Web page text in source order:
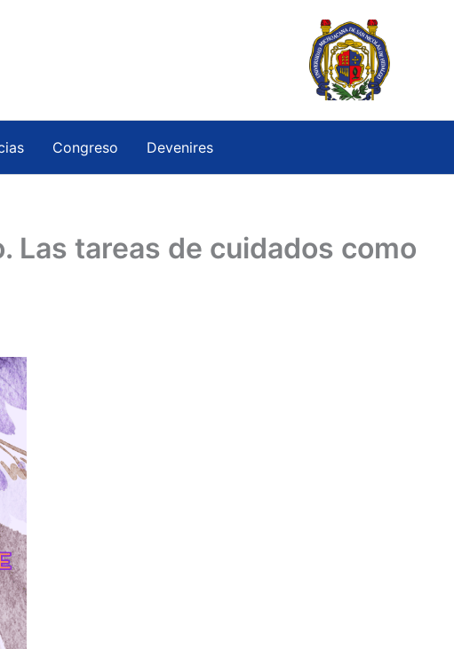
Congreso Devenires
Las tareas de cuidados como